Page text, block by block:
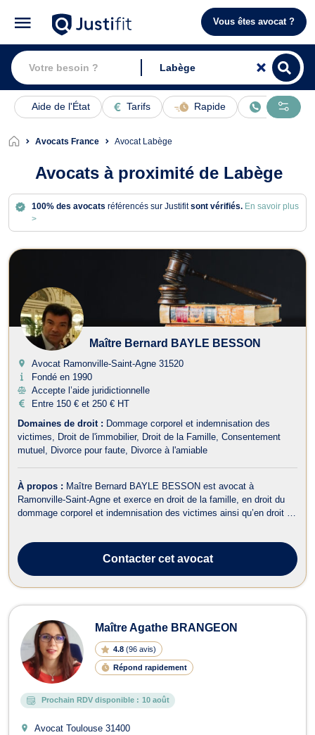
Vous êtes avocat ?
Aide de l'État Tarifs Rapide En ligne
Avocats France Avocat Labège
Avocats à proximité de Labège
100% des avocats référencés sur Justifitsont vérifiés. En savoir plus
>
Avocats à Labège
Maître Bernard BAYLE BESSON
Avocat Ramonville-Saint-Agne 31520
Fondé en 1990
Accepte l’aide juridictionnelle
Entre 150 € et 250 € HT
Domaines de droit : Dommage corporel et indemnisation des
victimes
Droit de l'immobilier Droit de la Famille Consentement
mutuel
Divorce pour faute Divorce à l'amiable
À propos : Maître Bernard BAYLE BESSON est avocat à
Ramonville-Saint-Agne et exerce en droit de la famille, en droit du
dommage corporel et indemnisation des victimes ainsi qu’en droit de
divorce pour fau...
Contactercet avocat
Maître Agathe BRANGEON
4.8 (96 avis)
Répond rapidement
Prochain RDV disponible : 10 août
Avocat Toulouse 31400